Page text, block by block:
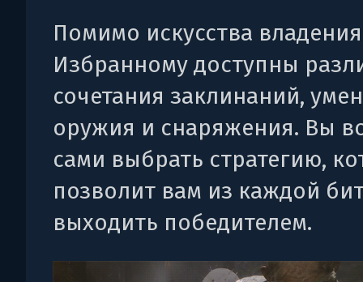
Помимо искусства
Избранному доступны
сочетания заклинаний,
оружия и снаряжения. Вы
сами выбрать стратегию,
позволит вам из каждой
выходить победителем.